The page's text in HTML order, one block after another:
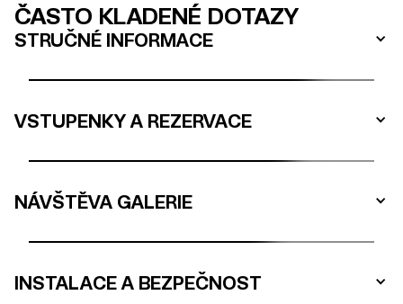
ČASTO KLADENÉ DOTAZY
STRUČNÉ INFORMACE
VSTUPENKY A REZERVACE
NÁVŠTĚVA GALERIE
INSTALACE A BEZPEČNOST